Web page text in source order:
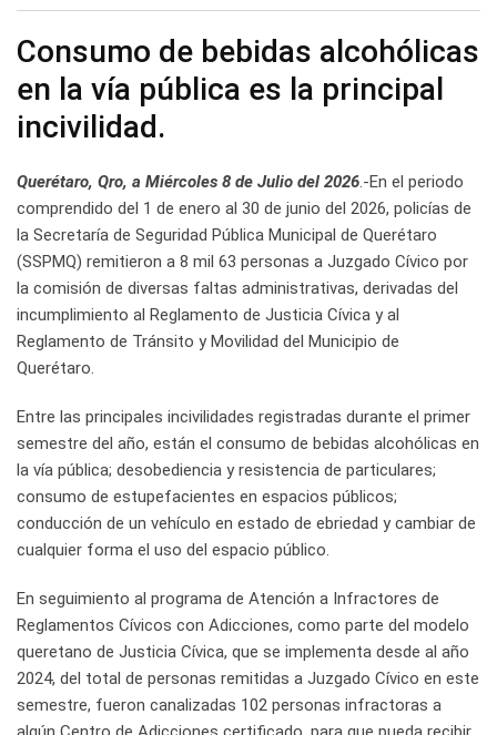
Consumo de bebidas alcohólicas
en la vía pública es la principal
incivilidad.
Querétaro, Qro, a Miércoles 8 de Julio del 2026.-En el periodo
comprendido del 1 de enero al 30 de junio del 2026, policías de
la Secretaría de Seguridad Pública Municipal de Querétaro
(SSPMQ) remitieron a 8 mil 63 personas a Juzgado Cívico por
la comisión de diversas faltas administrativas, derivadas del
incumplimiento al Reglamento de Justicia Cívica y al
Reglamento de Tránsito y Movilidad del Municipio de
Querétaro.
Entre las principales incivilidades registradas durante el primer
semestre del año, están el consumo de bebidas alcohólicas en
la vía pública; desobediencia y resistencia de particulares;
consumo de estupefacientes en espacios públicos;
conducción de un vehículo en estado de ebriedad y cambiar de
cualquier forma el uso del espacio público.
En seguimiento al programa de Atención a Infractores de
Reglamentos Cívicos con Adicciones, como parte del modelo
queretano de Justicia Cívica, que se implementa desde al año
2024, del total de personas remitidas a Juzgado Cívico en este
semestre, fueron canalizadas 102 personas infractoras a